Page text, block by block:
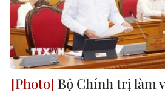
Bộ Chính trị làm